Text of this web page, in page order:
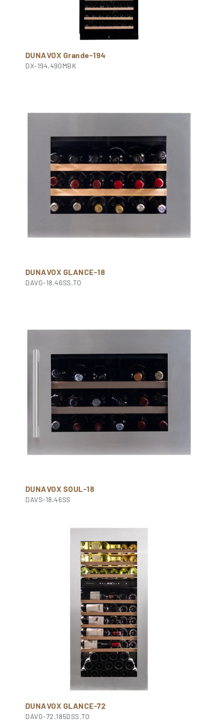
DUNAVOX Grande-194
DX-194.490MBK
DUNAVOX GLANCE-18
DAVG-18.46SS.TO
DUNAVOX SOUL-18
DAVS-18.46SS
DUNAVOX GLANCE-72
DAVG-72.185DSS.TO